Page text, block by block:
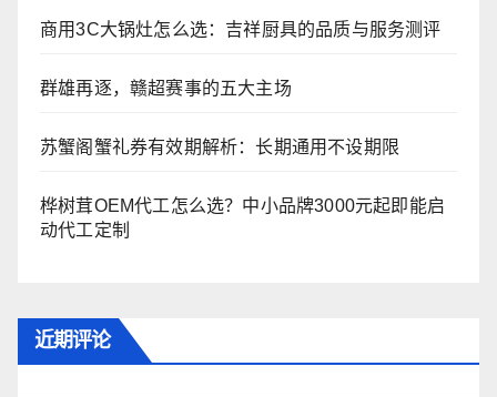
商用3C大锅灶怎么选：吉祥厨具的品质与服务测评
群雄再逐，赣超赛事的五大主场
苏蟹阁蟹礼券有效期解析：长期通用不设期限
桦树茸OEM代工怎么选？中小品牌3000元起即能启
动代工定制
近期评论